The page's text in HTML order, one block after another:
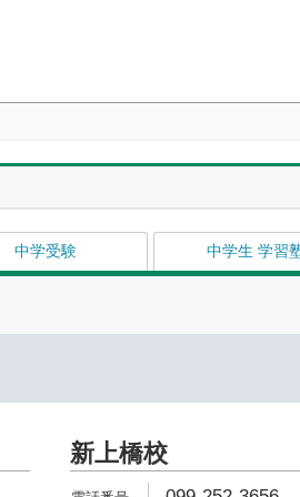
中学受験 中学生 学習
新上橋校